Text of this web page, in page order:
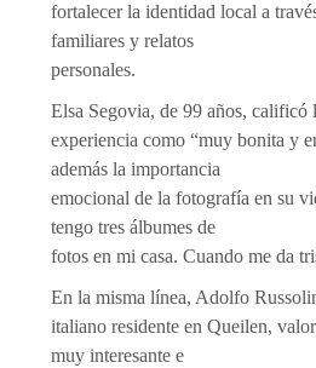
fortalecer la identidad local a
familiares y relatos
personales.
Elsa Segovia, de 99 años, calificó
experiencia como “muy bonita y
además la importancia
emocional de la fotografía en su
tengo tres álbumes de
fotos en mi casa. Cuando me da
En la misma línea, Adolfo
italiano residente en Queilen,
muy interesante e